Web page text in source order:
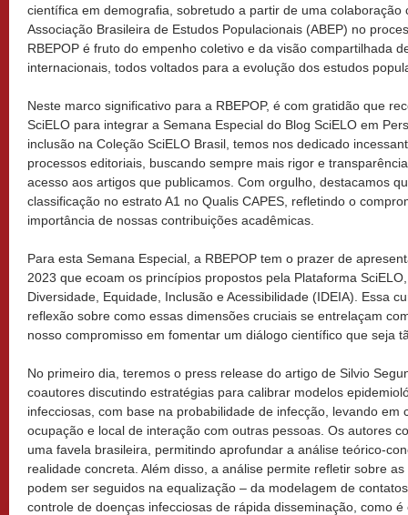
científica em demografia, sobretudo a partir de uma colaboração
Associação Brasileira de Estudos Populacionais (ABEP) no
RBEPOP é fruto do empenho coletivo e da visão compartilhada
internacionais, todos voltados para a evolução dos estudos
Neste marco significativo para a RBEPOP, é com gratidão que
SciELO para integrar a Semana Especial do Blog SciELO em
inclusão na Coleção SciELO Brasil, temos nos dedicado
processos editoriais, buscando sempre mais rigor e
acesso aos artigos que publicamos. Com orgulho, destacamos
classificação no estrato A1 no Qualis CAPES, refletindo o
importância de nossas contribuições acadêmicas.
Para esta Semana Especial, a RBEPOP tem o prazer de
2023 que ecoam os princípios propostos pela Plataforma
Diversidade, Equidade, Inclusão e Acessibilidade (IDEIA). Essa
reflexão sobre como essas dimensões cruciais se entrelaçam
nosso compromisso em fomentar um diálogo científico que seja
No primeiro dia, teremos o press release do artigo de Silvio
coautores discutindo estratégias para calibrar modelos
infecciosas, com base na probabilidade de infecção, levando em
ocupação e local de interação com outras pessoas. Os autores
uma favela brasileira, permitindo aprofundar a análise teórico-
realidade concreta. Além disso, a análise permite refletir sobre
podem ser seguidos na equalização – da modelagem de
controle de doenças infecciosas de rápida disseminação, como